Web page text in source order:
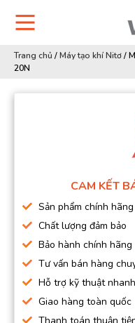
Trang chủ /Máy tạo khí Nitơ/
20N
CAM KẾT
Sản phẩm chính hãng
Chất lượng đảm bảo
Bảo hành chính hãng
Tư vấn bán hàng
Hỗ trợ kỹ thuật
Giao hàng toàn quốc